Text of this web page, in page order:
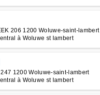
206 1200 Woluwe-saint-lambert
à Woluwe st lambert
1200 Woluwe-saint-lambert
à Woluwe st lambert